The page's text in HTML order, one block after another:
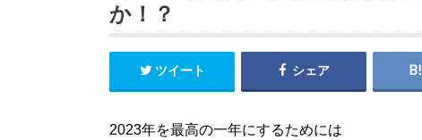
か！？
ツイート シェア
2023年を最高の一年にするためには